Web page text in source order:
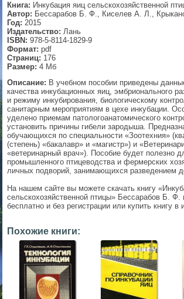
Книга: Инкубация яиц сельскохозяйственной
Автор: Бессарабов Б. Ф., Киселев А. Л.,
Год: 2015
Издательство: Лань
ISBN: 978-5-8114-1829-9
Формат: pdf
Страниц: 176
Размер: 4 Мб
Описание: В учебном пособии приведены
качества инкубационных яиц, эмбрионального
и режиму инкубирования, биологическому
санитарным мероприятиям в цехе инкубации.
уделено приемам патологоанатомического
установить причины гибели зародыша.
обучающихся по специальности «Зоотехния»
(степень) «бакалавр» и «магистр») и
«ветеринарный врач»). Пособие будет полезно
промышленного птицеводства и фермерских
личных подворий, занимающихся разведением
На нашем сайте вы можете скачать книгу
сельскохозяйственной птицы» Бессарабов Б.
бесплатно и без регистрации или купить книгу в
Похожие книги:
▼
▼
▼
▼
▼